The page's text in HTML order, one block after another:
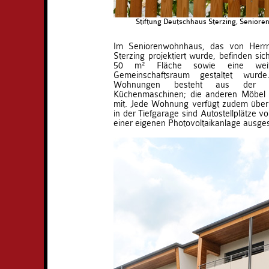
Stiftung Deutschhaus Sterzing,
Im Seniorenwohnhaus, das von
Sterzing projektiert wurde, befinden
50 m² Fläche sowie eine
Gemeinschaftsraum gestaltet
Wohnungen besteht aus der
Küchenmaschinen; die anderen
mit. Jede Wohnung verfügt zudem
in der Tiefgarage sind Autostellplätze
einer eigenen Photovoltaikanlage